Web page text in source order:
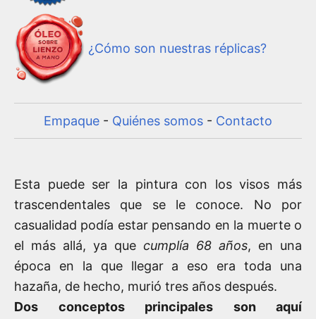
¿Cómo son nuestras réplicas?
Empaque - Quiénes somos - Contacto
Esta puede ser la pintura con los visos más
trascendentales que se le conoce. No por
casualidad podía estar pensando en la muerte o
el más allá, ya que cumplía 68 años, en una
época en la que llegar a eso era toda una
hazaña, de hecho, murió tres años después.
Dos conceptos principales son aquí